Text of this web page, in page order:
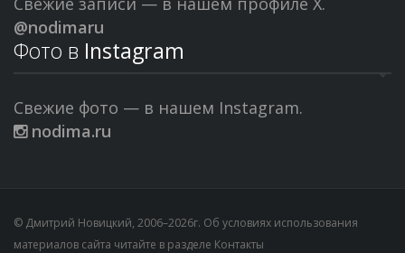
@nodimaru
Фото в Instagram
Свежие фото — в нашем Instagram.
nodima.ru
© Дмитрий Новицкий, 2006–2026г. Об условиях использования
материалов сайта читайте в разделе Контакты